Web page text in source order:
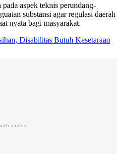
aspek teknis perundang-
substansi agar regulasi daerah
nyata bagi masyarakat.
Disabilitas Butuh Kesetaraan